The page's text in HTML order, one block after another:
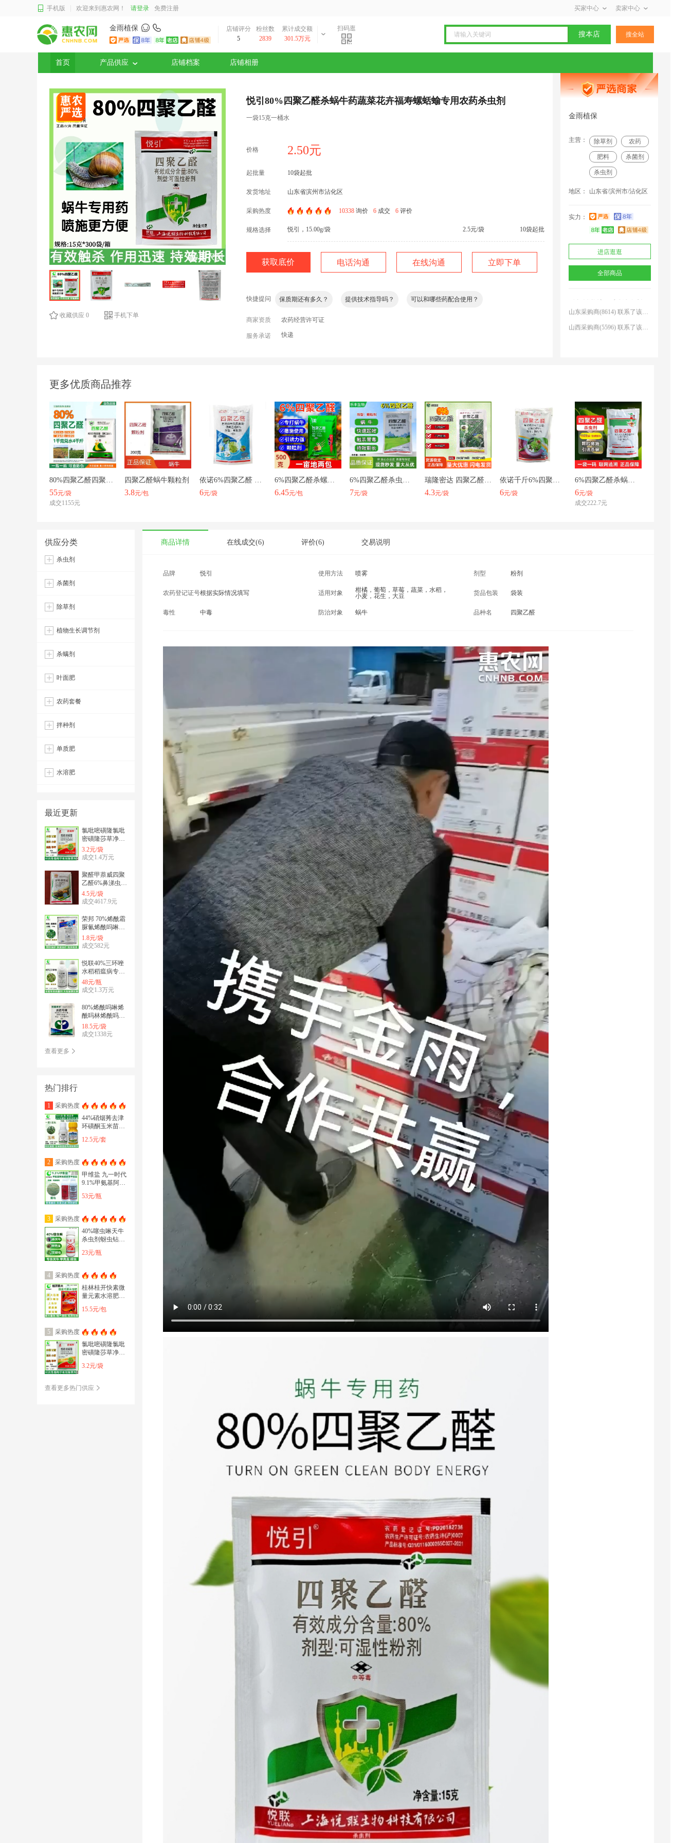
手机版 欢迎来到惠农网！ 请登录 免费注册 买家中心 卖家中心
金雨植保
店铺评分
5
粉丝数
2839
累计成交额
301.5万元
扫码逛
搜本店 搜全站
首页 产品供应 店铺档案 店铺相册
收藏供应 0 手机下单
悦引80%四聚乙醛杀蜗牛药蔬菜花卉福寿螺蛞蝓专用农药杀虫剂
一袋15克一桶水
价格 2.50元
起批量 10袋起批
发货地址 山东省滨州市沾化区
采购热度 10338 询价 6成交 6评价
规格选择 悦引，15.00g/袋 2.5元/袋 10袋起批
获取底价 电话沟通 在线沟通 立即下单
快捷提问
可以在哪些作物上使用？
请问是什么制剂？用药安全吗？ 哪个厂家生产的？ 农药登记证是多少？
不可以和哪些药一起使用？ 什么时候用药效果最好？ 死虫的时间要多久？
询问加微信
商家资质 农药经营许可证
服务承诺 快递
金雨植保
主营： 除草剂 农药
肥料 杀菌剂
杀虫剂
地区： 山东省/滨州市/沾化区
实力：
进店逛逛
全部商品
hn1917150 联系了该商家
hn1830787 联系了该商家
贵州采购商(2858) 联系了该商家
0******员 联系了该商家
0******员 联系了该商家
更多优质商品推荐
55元/袋
成交1155元
四聚乙醛蜗牛颗粒剂
3.8元/包 6元/袋 6.45元/包 7元/袋 4.3元/袋 6元/袋 6元/袋
成交222.7元
供应分类
杀虫剂
杀菌剂
除草剂
植物生长调节剂
杀螨剂
叶面肥
农药套餐
拌种剂
单质肥
水溶肥
最近更新
氯吡嘧磺隆氯吡
密磺隆莎草净香
附子烂根草坪玉
米除草剂12.5m
3.2元/袋
成交1.4万元
聚醛甲萘威四聚
乙醛6%鼻涕虫蜗
牛用药杀蜗牛涡
福寿螺白菜花卉
4.5元/袋
成交4617.9元
荣邦 70%烯酰霜
脲氰烯酰吗啉番
茄晚疫病黄瓜霜
霉病专用杀菌剂
1.8元/袋
成交582元
悦联40%三环唑
水稻稻瘟病专用
药苗瘟叶瘟稻瘟
灵穗颈瘟杀菌剂
48元/瓶
成交1.3万元
80%烯酰吗啉烯
酰吗林烯酰吗琳
葡萄树黄瓜晚疫
病霜霉病杀菌剂
18.5元/袋
成交1338元
查看更多
热门排行
1
采购热度
44%硝烟莠去津
环磺酮玉米苗后
草禾阔双除专用
12.5元/套
2
采购热度
甲维盐 九一时代
9.1%甲氨基阿维
性青虫抗性
53元/瓶
3
采购热度
40%噻虫啉天牛
杀虫剂蚜虫钻心
园林榉树重阳包
23元/瓶
4
采购热度
桂林桂开快素微
量元素水溶肥减
专用叶面肥
15.5元/包
5
采购热度
氯吡嘧磺隆氯吡
密磺隆莎草净香
米除草剂12.5m
3.2元/袋
查看更多热门供应
商品详情 在线成交(6) 评价(6) 交易说明
品牌 悦引 使用方法 喷雾 剂型 粉剂
农药登记证号根据实际情况填写 适用对象
柑橘，葡萄，草莓，蔬菜，水稻，
小麦，花生，大豆
货品包装 袋装
毒性 中毒 防治对象 蜗牛 品种名 四聚乙醛